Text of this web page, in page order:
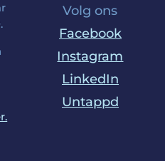
Volg ons
Facebook
Instagram
LinkedIn
Untappd